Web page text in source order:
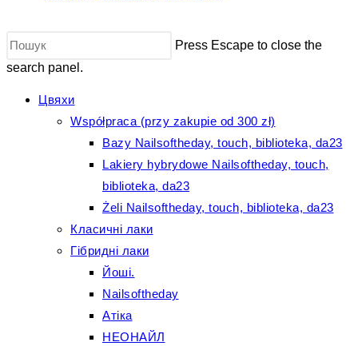
Press Escape to close the
search panel.
Цвяхи
Współpraca (przy zakupie od 300 zł)
Bazy Nailsoftheday, touch, biblioteka, da23
Lakiery hybrydowe Nailsoftheday, touch,
biblioteka, da23
Żeli Nailsoftheday, touch, biblioteka, da23
Класичні лаки
Гібридні лаки
Йоші.
Nailsoftheday
Атіка
НЕОНАЙЛ